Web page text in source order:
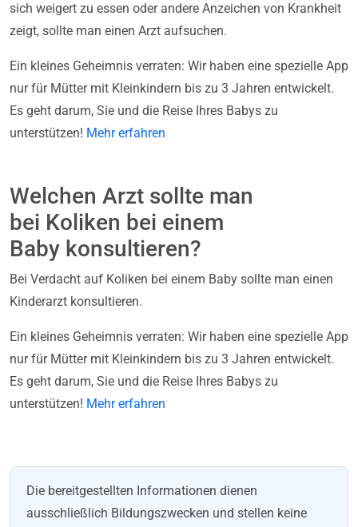
sich weigert zu essen oder andere Anzeichen von Krankheit
zeigt, sollte man einen Arzt aufsuchen.
Ein kleines Geheimnis verraten: Wir haben eine spezielle App
nur für Mütter mit Kleinkindern bis zu 3 Jahren entwickelt.
Es geht darum, Sie und die Reise Ihres Babys zu
unterstützen! Mehr erfahren
Welchen Arzt sollte man
bei Koliken bei einem
Baby konsultieren?
Bei Verdacht auf Koliken bei einem Baby sollte man einen
Kinderarzt konsultieren.
Ein kleines Geheimnis verraten: Wir haben eine spezielle App
nur für Mütter mit Kleinkindern bis zu 3 Jahren entwickelt.
Es geht darum, Sie und die Reise Ihres Babys zu
unterstützen! Mehr erfahren
Die bereitgestellten Informationen dienen
ausschließlich Bildungszwecken und stellen keine